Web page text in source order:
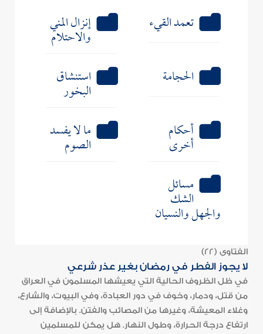
تعمد القيء
إنزال المني
والاحتلام
الحجامة
استنشاق
البخور
أحكام
أخرى
ما لا يفسد
الصوم
مسائل
الشك
والجهل والنسيان
الفتاوى (22)
لا يجوز الفطر في رمضان بغير عذر شرعي
في ظل الظروف الحالية التي يعيشها المسلمون في العراق
من قتل، ودمار، وخوف في دور العبادة، وفي البيوت، والشارع،
وغلاء المعيشة، وغيرها من المصائب والفتن. بالإضافة إلى
ارتفاع درجة الحرارة، وطول النهار. هل يمكن للمسلمين